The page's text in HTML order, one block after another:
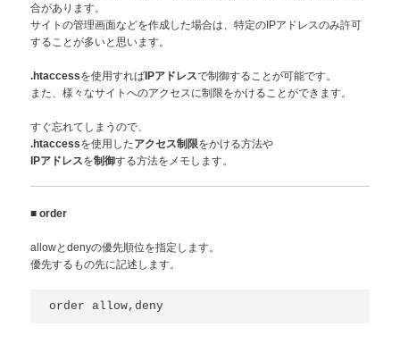
合があります。
サイトの管理画面などを作成した場合は、特定のIPアドレスのみ許可
することが多いと思います。
.htaccessを使用すれば IPアドレスで制御することが可能です。
また、様々なサイトへのアクセスに制限をかけることができます。
すぐ忘れてしまうので、
.htaccessを使用したアクセス制限をかける方法や
IPアドレスを制御する方法をメモします。
■order
allowとdenyの優先順位を指定します。
優先するもの先に記述します。